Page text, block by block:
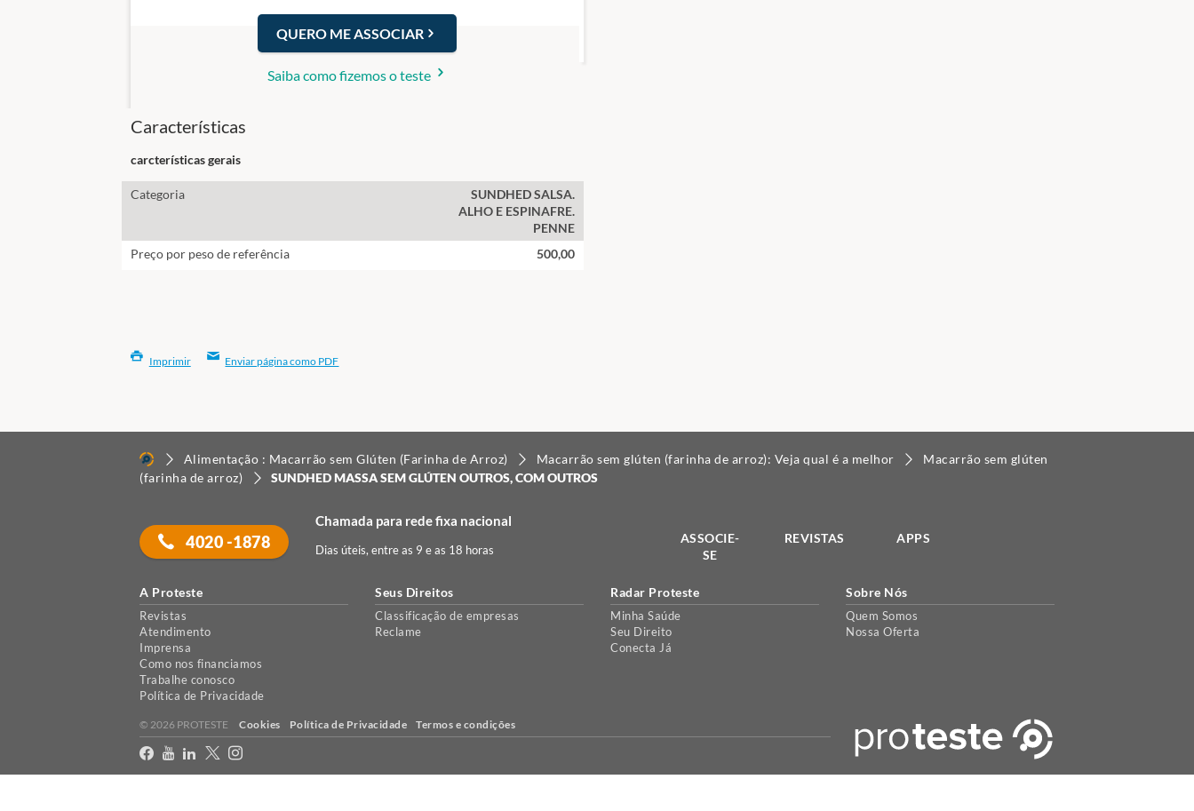
QUERO ME ASSOCIAR
Saiba como fizemos o teste
Características
carcterísticas gerais
Categoria
SUNDHED SALSA.
ALHO E ESPINAFRE.
PENNE
Preço por peso de referência
500,00
Imprimir Enviar página como PDF
Alimentação : Macarrão sem Glúten (Farinha de Arroz) Macarrão sem glúten (farinha de arroz): Veja qual é a melhor
Macarrão sem glúten
(farinha de arroz)
SUNDHED MASSA SEM GLÚTEN OUTROS, COM OUTROS
4020 -1878
Chamada para rede fixa nacional
Dias úteis, entre as 9 e as 18 horas
ASSOCIE-
SE
REVISTAS APPS
A Proteste
Revistas
Atendimento
Imprensa
Como nos financiamos
Trabalhe conosco
Política de Privacidade
Seus Direitos
Classificação de empresas
Reclame
Radar Proteste
Minha Saúde
Seu Direito
Conecta Já
Sobre Nós
Quem Somos
Nossa Oferta
© 2026 PROTESTE Cookies Política de Privacidade Termos e condições